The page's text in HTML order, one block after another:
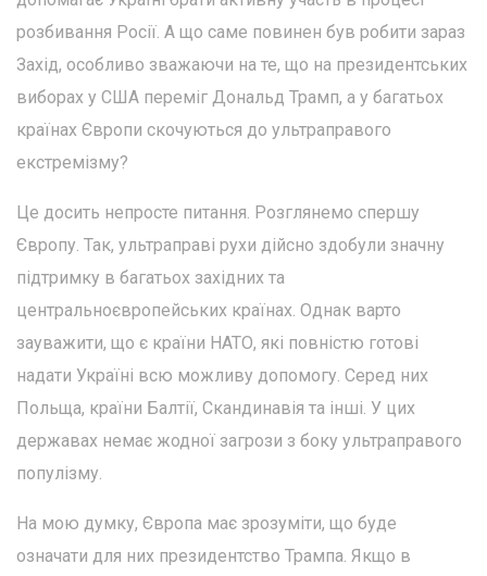
розбивання Росії. А що саме повинен був робити зараз
Захід, особливо зважаючи на те, що на президентських
виборах у США переміг Дональд Трамп, а у багатьох
країнах Європи скочуються до ультраправого
екстремізму?
Це досить непросте питання. Розглянемо спершу
Європу. Так, ультраправі рухи дійсно здобули значну
підтримку в багатьох західних та
центральноєвропейських країнах. Однак варто
зауважити, що є країни НАТО, які повністю готові
надати Україні всю можливу допомогу. Серед них
Польща, країни Балтії, Скандинавія та інші. У цих
державах немає жодної загрози з боку ультраправого
популізму.
На мою думку, Європа має зрозуміти, що буде
означати для них президентство Трампа. Якщо в